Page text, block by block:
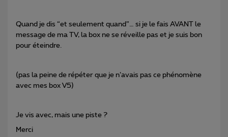
Quand je dis “et seulement quand”… si je le fais AVANT le
message de ma TV, la box ne se réveille pas et je suis bon
pour éteindre.
(pas la peine de répéter que je n’avais pas ce phénomène
avec mes box V5)
Je vis avec, mais une piste ?
Merci